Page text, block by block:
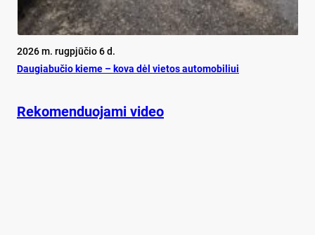
2026 m. rugpjūčio 6 d.
Dau­gia­bu­čio kie­me – ko­va dėl vie­tos au­to­mo­bi­liui
Rekomenduojami video